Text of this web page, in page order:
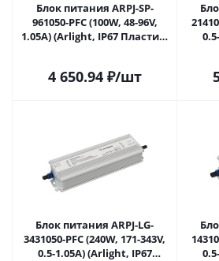
Блок питания ARPJ-SP-
961050-PFC (100W, 48-96V,
1.05A) (Arlight, IP67 Пластик,
4 650.94₽/шт
Блок питания ARPJ-LG-
3431050-PFC (240W, 171-343V,
0.5-1.05A) (Arlight, IP67